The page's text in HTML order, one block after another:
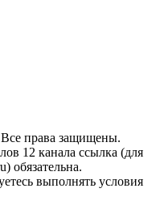
права защищены.
12 канала ссылка (для
обязательна.
выполнять условия